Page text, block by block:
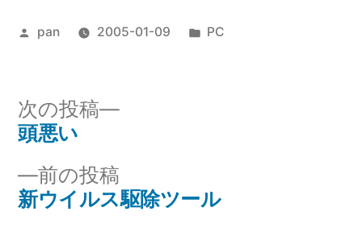
投
pan 2005-01-09
カ
PC
投
稿
ナ
前の投稿
の
新ウイルス駆除ツール
次の投稿
次
頭悪い